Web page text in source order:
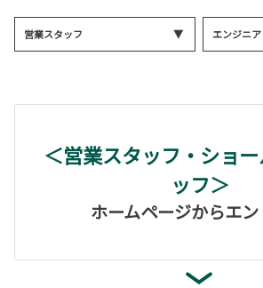
営業スタッフ エンジニア
＜営業スタッフ・ショ
ッフ＞
ホームページからエ